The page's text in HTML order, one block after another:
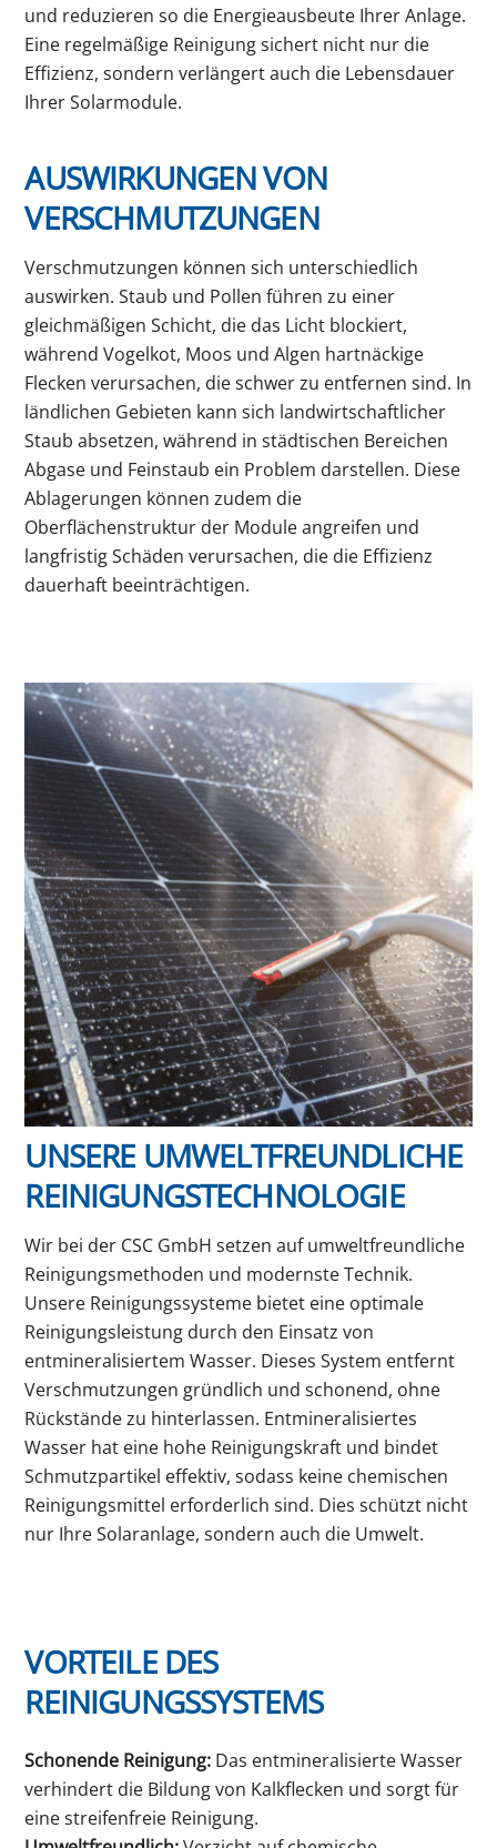
und reduzieren so die Energieausbeute Ihrer Anlage.
Eine regelmäßige Reinigung sichert nicht nur die
Effizienz, sondern verlängert auch die Lebensdauer
Ihrer Solarmodule.
AUSWIRKUNGEN VON
VERSCHMUTZUNGEN
Verschmutzungen können sich unterschiedlich
auswirken. Staub und Pollen führen zu einer
gleichmäßigen Schicht, die das Licht blockiert,
während Vogelkot, Moos und Algen hartnäckige
Flecken verursachen, die schwer zu entfernen sind. In
ländlichen Gebieten kann sich landwirtschaftlicher
Staub absetzen, während in städtischen Bereichen
Abgase und Feinstaub ein Problem darstellen. Diese
Ablagerungen können zudem die
Oberflächenstruktur der Module angreifen und
langfristig Schäden verursachen, die die Effizienz
dauerhaft beeinträchtigen.
UNSERE UMWELTFREUNDLICHE
REINIGUNGSTECHNOLOGIE
Wir bei der CSC GmbH setzen auf umweltfreundliche
Reinigungsmethoden und modernste Technik.
Unsere Reinigungssysteme bietet eine optimale
Reinigungsleistung durch den Einsatz von
entmineralisiertem Wasser. Dieses System entfernt
Verschmutzungen gründlich und schonend, ohne
Rückstände zu hinterlassen. Entmineralisiertes
Wasser hat eine hohe Reinigungskraft und bindet
Schmutzpartikel effektiv, sodass keine chemischen
Reinigungsmittel erforderlich sind. Dies schützt nicht
nur Ihre Solaranlage, sondern auch die Umwelt.
VORTEILE DES
REINIGUNGSSYSTEMS
Schonende Reinigung: Das entmineralisierte Wasser
verhindert die Bildung von Kalkflecken und sorgt für
eine streifenfreie Reinigung.